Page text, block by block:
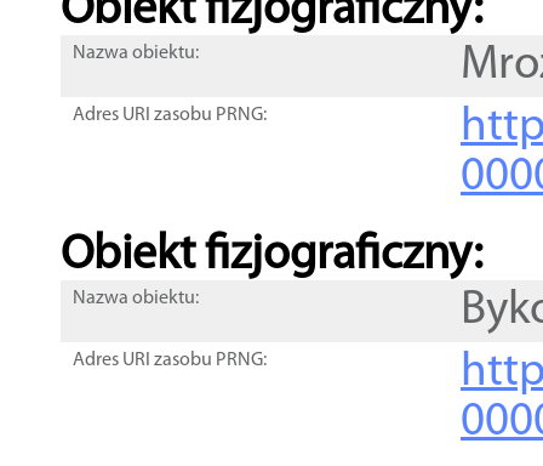
Obiekt fizjograficzny:
Nazwa obiektu:
Adres URI zasobu PRNG:
Obiekt fizjograficzny:
Nazwa obiektu:
Adres URI zasobu PRNG: